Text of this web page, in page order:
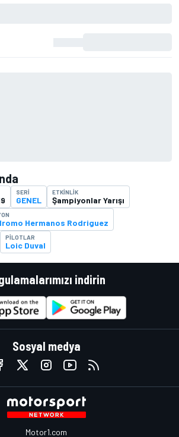
SERI
GENEL
ETKINLIK
Şampiyonlar Yarışı
Hermanos Rodriguez
PILOTLAR
Loic Duval
indirin
Sosyal medya
Motor1.com